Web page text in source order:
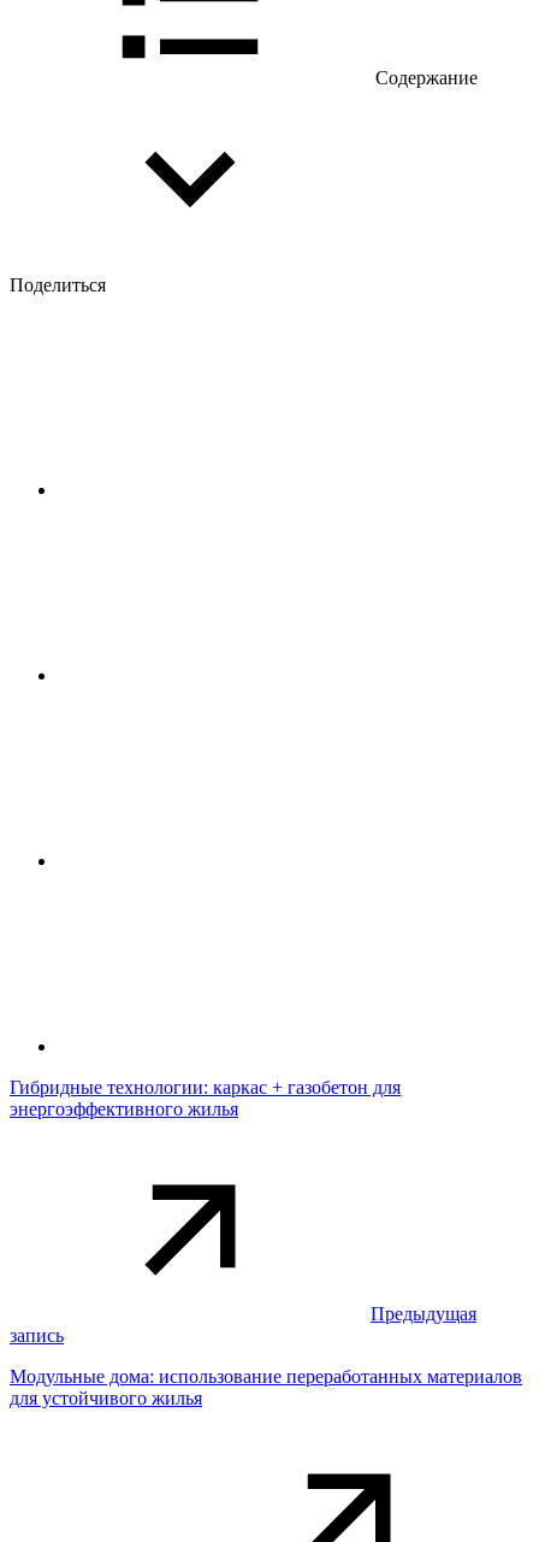
Содержание
Поделиться
Гибридные технологии: каркас + газобетон для
энергоэффективного жилья
Предыдущая
запись
Модульные дома: использование переработанных материалов
для устойчивого жилья